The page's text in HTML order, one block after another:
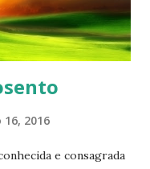
2016
e consagrada